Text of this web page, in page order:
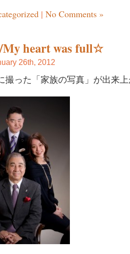
| No Comments »
heart was full☆
26th, 2012
撮った「家族の写真」が出来